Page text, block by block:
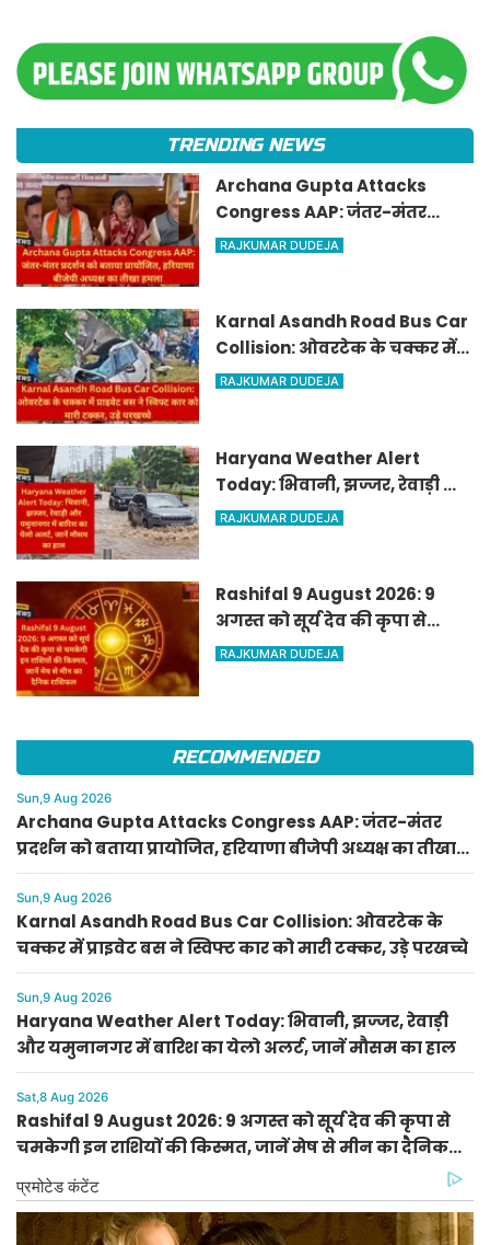
TRENDING NEWS
Archana Gupta Attacks
Congress AAP: जंतर-मंतर
प्रदर्शन को बताया प्रायोजित,
RAJKUMAR DUDEJA
Karnal Asandh Road Bus Car
Collision: ओवरटेक के चक्कर में
प्राइवेट बस ने स्विफ्ट कार को मारी
RAJKUMAR DUDEJA
Haryana Weather Alert
Today: भिवानी, झज्जर, रेवाड़ी और
यमुनानगर में बारिश का येलो
RAJKUMAR DUDEJA
Rashifal 9 August 2026: 9
अगस्त को सूर्य देव की कृपा से
चमकेगी इन राशियों की किस्मत,
RAJKUMAR DUDEJA
RECOMMENDED
Sun,9 Aug 2026
Archana Gupta Attacks Congress AAP: जंतर-मंतर
प्रदर्शन को बताया प्रायोजित, हरियाणा बीजेपी अध्यक्ष का तीखा
हमला
Sun,9 Aug 2026
Karnal Asandh Road Bus Car Collision: ओवरटेक के
चक्कर में प्राइवेट बस ने स्विफ्ट कार को मारी टक्कर, उड़े परखच्चे
Sun,9 Aug 2026
Haryana Weather Alert Today: भिवानी, झज्जर, रेवाड़ी
और यमुनानगर में बारिश का येलो अलर्ट, जानें मौसम का हाल
Sat,8 Aug 2026
Rashifal 9 August 2026: 9 अगस्त को सूर्य देव की कृपा से
चमकेगी इन राशियों की किस्मत, जानें मेष से मीन का दैनिक
राशिफल